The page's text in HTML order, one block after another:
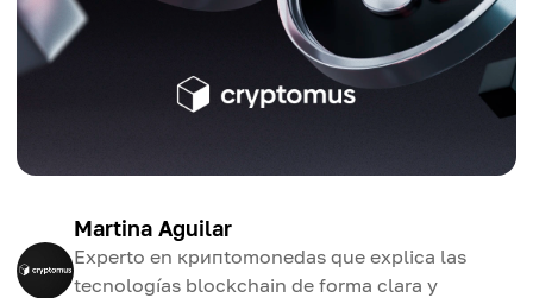
Martina Aguilar
Experto en крипtomonedas que explica las
tecnologías blockchain de forma clara y